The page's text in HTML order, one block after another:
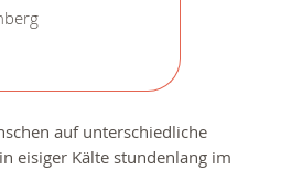
auf unterschiedliche
eisiger Kälte stundenlang im